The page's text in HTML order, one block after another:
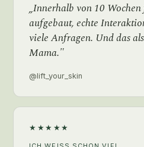
„Innerhalb von 10
aufgebaut, echte
viele Anfragen. Und das
Mama."
@lift_your_skin
★★★★★